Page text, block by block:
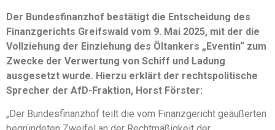
Der Bundesfinanzhof bestätigt die Entscheidung des
Finanzgerichts Greifswald vom 9. Mai 2025, mit der die
Vollziehung der Einziehung des Öltankers „Eventin“ zum
Zwecke der Verwertung von Schiff und Ladung
ausgesetzt wurde. Hierzu erklärt der rechtspolitische
Sprecher der AfD-Fraktion, Horst Förster:
„Der Bundesfinanzhof teilt die vom Finanzgericht geäußerten